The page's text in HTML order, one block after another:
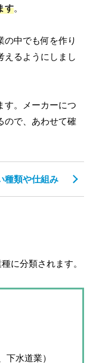
す。
の中でも何を作り
えるようにしまし
す。メーカーにつ
ので、あわせて確
種類や仕組み
に分類されます。
水道業）